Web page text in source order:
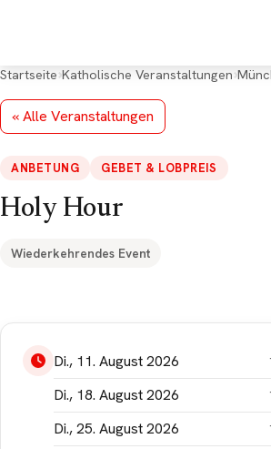
Startseite Katholische Veranstaltungen
« Alle Veranstaltungen
ANBETUNG GEBET & LOBPREIS
Holy Hour
Wiederkehrendes Event
Google
leider
die
Di., 11. August 2026
Di., 18. August 2026
Di., 25. August 2026
Deine Rückmeldung *
E-Mail (optional, für Rückfragen)